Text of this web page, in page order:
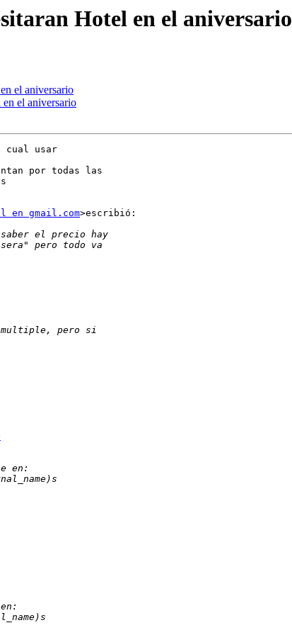
Hotel en el aniversario
el aniversario
el aniversario
cual usar
por todas las
en gmail.com>escribió: